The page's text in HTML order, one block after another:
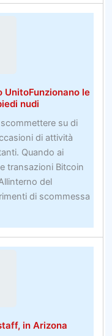
posti
UnitoFunzionano le
nudi
su di
di attività
Quando ai
transazioni Bitcoin
del
di scommessa
in Arizona